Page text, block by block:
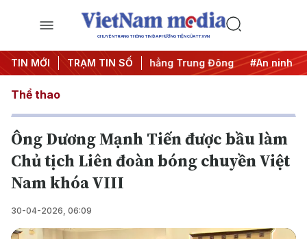
CHUYÊN TRANG THÔNG TIN ĐA PHƯƠNG TIỆN CỦA TTXVN
TIN MỚI TRẠM TIN SỐ
thác IUU #Căng thẳng Trung Đông #An ninh năng
Thể thao
Ông Dương Mạnh Tiến được bầu làm
Chủ tịch Liên đoàn bóng chuyền Việt
Nam khóa VIII
30-04-2026, 06:09